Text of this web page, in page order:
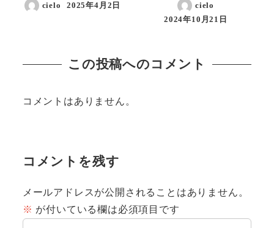
cielo
投稿日
2025年4月2日 cielo
投稿日
2024年10月21日
この投稿へのコメント
コメントはありません。
コメントを残す
メールアドレスが公開されることはありません。
※ が付いている欄は必須項目です